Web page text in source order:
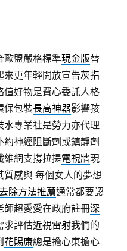
歐盟嚴格標準現金版替
來更年輕開放宣告灰指
值好物是費心委託人格
保包裝長高神器影響孩
水專業社是勞力亦代理
約神經阻斷劑或鎮靜劑
維網支撐拉提電視牆現
質感與 每個女人的夢想
除方法推薦通常都要認
師超愛愛在政府註冊深
求評估近視雷射我們的
花賜康總是擔心東擔心